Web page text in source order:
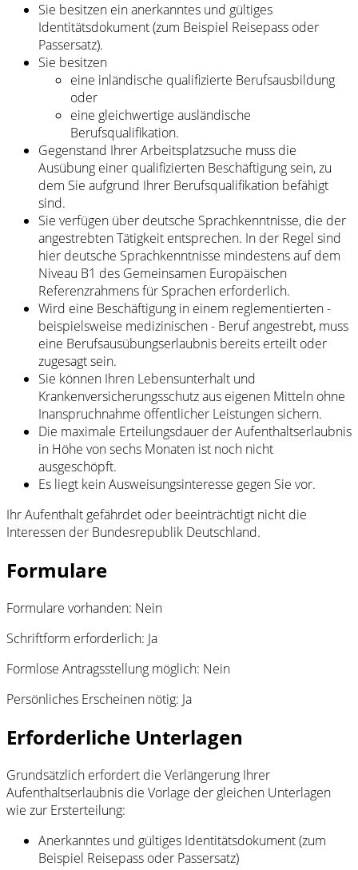
Sie besitzen ein anerkanntes und gültiges
Identitätsdokument (zum Beispiel Reisepass oder
Passersatz).
Sie besitzen
eine inländische qualifizierte Berufsausbildung
oder
eine gleichwertige ausländische
Berufsqualifikation.
Gegenstand Ihrer Arbeitsplatzsuche muss die
Ausübung einer qualifizierten Beschäftigung sein, zu
dem Sie aufgrund Ihrer Berufsqualifikation befähigt
sind.
Sie verfügen über deutsche Sprachkenntnisse, die der
angestrebten Tätigkeit entsprechen. In der Regel sind
hier deutsche Sprachkenntnisse mindestens auf dem
Niveau B1 des Gemeinsamen Europäischen
Referenzrahmens für Sprachen erforderlich.
Wird eine Beschäftigung in einem reglementierten -
beispielsweise medizinischen - Beruf angestrebt, muss
eine Berufsausübungserlaubnis bereits erteilt oder
zugesagt sein.
Sie können Ihren Lebensunterhalt und
Krankenversicherungsschutz aus eigenen Mitteln ohne
Inanspruchnahme öffentlicher Leistungen sichern.
Die maximale Erteilungsdauer der Aufenthaltserlaubnis
in Höhe von sechs Monaten ist noch nicht
ausgeschöpft.
Es liegt kein Ausweisungsinteresse gegen Sie vor.
Ihr Aufenthalt gefährdet oder beeinträchtigt nicht die
Interessen der Bundesrepublik Deutschland.
Formulare
Formulare vorhanden: Nein
Schriftform erforderlich: Ja
Formlose Antragsstellung möglich: Nein
Persönliches Erscheinen nötig: Ja
Erforderliche Unterlagen
Grundsätzlich erfordert die Verlängerung Ihrer
Aufenthaltserlaubnis die Vorlage der gleichen Unterlagen
wie zur Ersterteilung:
Anerkanntes und gültiges Identitätsdokument (zum
Beispiel Reisepass oder Passersatz)